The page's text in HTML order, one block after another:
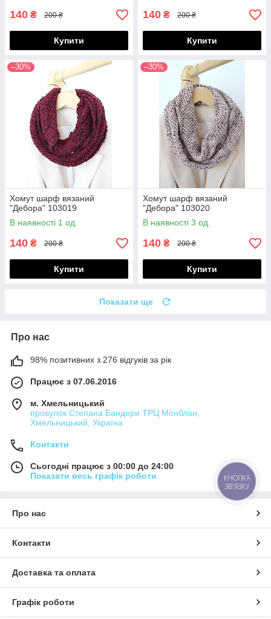
140 ₴ 200 ₴
Купити
140 ₴ 200 ₴
Купити
–30%
Хомут шарф вязаний
"Дебора" 103019
В наявності 1 од.
140 ₴ 200 ₴
Купити
–30%
Хомут шарф вязаний
"Дебора" 103020
В наявності 3 од.
140 ₴ 200 ₴
Купити
Показати ще
Про нас
98% позитивних з 276 відгуків за рік
Працює з 07.06.2016
м. Хмельницький
провулок Степана Бандери ТРЦ Монблан,
Хмельницький, Україна
Контакти
Сьогодні працює з 00:00 до 24:00
Показати весь графік роботи
Про нас
Контакти
Доставка та оплата
Графік роботи
КНОПКА
ЗВ'ЯЗКУ